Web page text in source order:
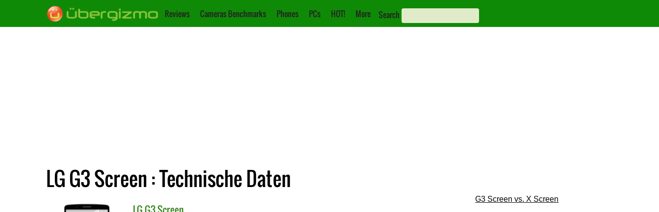
Reviews Cameras Benchmarks Phones PCs HOT! More Search
LG G3 Screen : Technische Daten
G3 Screen vs. X Screen